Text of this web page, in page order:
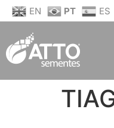
EN PT ES